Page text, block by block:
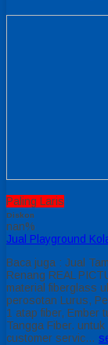
Paling Laris
Diskon
nan%
Jual Playground
Baca juga : Jual
Renang REAL
material fiberglass
perosotan Lurus,
1 atap fiber, Ember
Tangga Fiber.
customer servic…